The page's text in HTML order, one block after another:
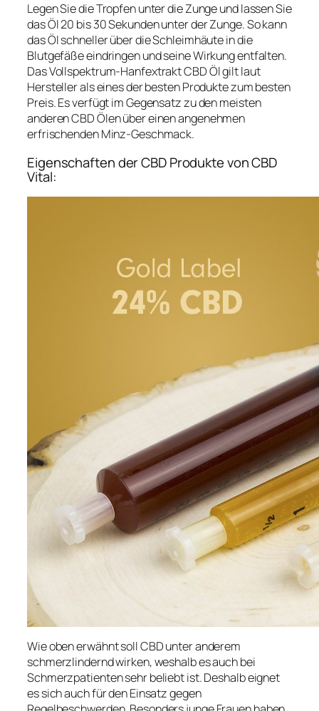
Legen Sie die Tropfen unter die Zunge und lassen Sie
das Öl 20 bis 30 Sekunden unter der Zunge. So kann
das Öl schneller über die Schleimhäute in die
Blutgefäße eindringen und seine Wirkung entfalten.
Das Vollspektrum-Hanfextrakt CBD Öl gilt laut
Hersteller als eines der besten Produkte zum besten
Preis. Es verfügt im Gegensatz zu den meisten
anderen CBD Ölen über einen angenehmen
erfrischenden Minz-Geschmack.
Eigenschaften der CBD Produkte von CBD
Vital:
Wie oben erwähnt soll CBD unter anderem
schmerzlindernd wirken, weshalb es auch bei
Schmerzpatienten sehr beliebt ist. Deshalb eignet
es sich auch für den Einsatz gegen